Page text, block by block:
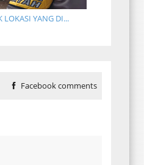
LOKASI YANG DI...
Facebook comments